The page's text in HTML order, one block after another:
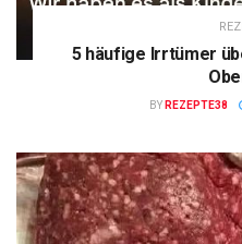
5 häufige Irrtümer
BY REZEPTE38